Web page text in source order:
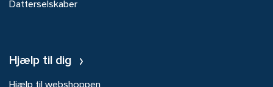
Datterselskaber
Hjælp til dig
Hjælp til webshoppen